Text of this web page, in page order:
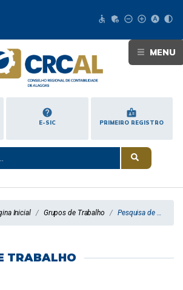
MENU
accessible admin_panel_settings remove_circle_outline add_circle_outline hdr_auto contrast
help
E-SIC
badge
PRIMEIRO REGISTRO
Inicial Grupos de Trabalho Pesquisa de Satisfação
TRABALHO